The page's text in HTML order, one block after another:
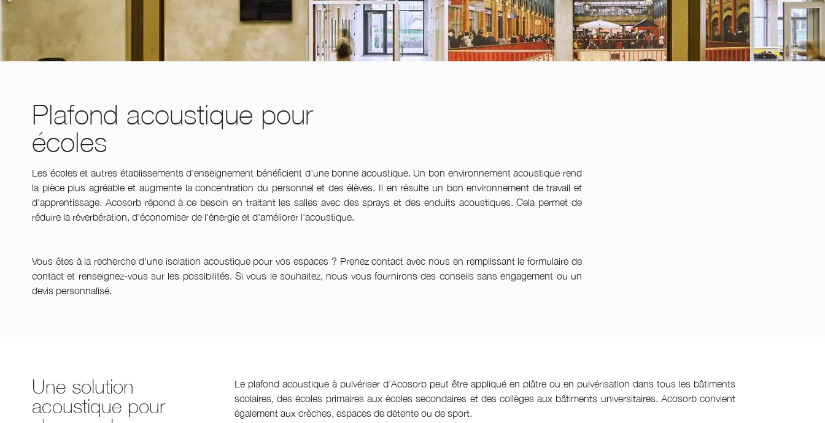
Plafond acoustique pour
écoles
Les écoles et autres établissements d'enseignement bénéficient d'une bonne acoustique. Un bon environnement acoustique rend
la pièce plus agréable et augmente la concentration du personnel et des élèves. Il en résulte un bon environnement de travail et
d'apprentissage. Acosorb répond à ce besoin en traitant les salles avec des sprays et des enduits acoustiques. Cela permet de
réduire la réverbération, d'économiser de l'énergie et d'améliorer l'acoustique.
Vous êtes à la recherche d'une isolation acoustique pour vos espaces ? Prenez contact avec nous en remplissant le formulaire de
contact et renseignez-vous sur les possibilités. Si vous le souhaitez, nous vous fournirons des conseils sans engagement ou un
devis personnalisé.
Une solution
acoustique pour
Le plafond acoustique à pulvériser d'Acosorb peut être appliqué en plâtre ou en pulvérisation dans tous les bâtiments
scolaires, des écoles primaires aux écoles secondaires et des collèges aux bâtiments universitaires. Acosorb convient
également aux crèches, espaces de détente ou de sport.